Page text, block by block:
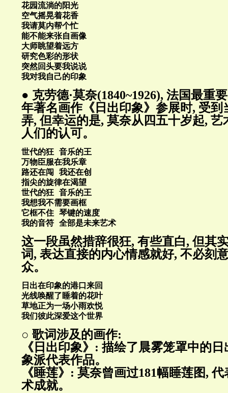
花园流淌的阳光
空气摇晃着花香
我请莫内帮个忙
能不能来张自画像
大师眺望着远方
研究色彩的形状
突然回头要我说说
我对我自己的印象
● 克劳德·莫奈(1840~1926), 法国最重
年著名画作《日出印象》参展时, 受到
弄, 但幸运的是, 莫奈从四五十岁起,
人们的认可。
世代的狂 音乐的王
万物臣服在我乐章
路还在闯 我还在创
指尖的旋律在渴望
世代的狂 音乐的王
我想我不需要画框
它框不住 琴键的速度
我的音符 全部是未来艺术
这一段虽然措辞很狂, 有些直白, 但其
词, 表达直接的内心情感就好, 不必刻
众。
日出在印象的港口来回
光线唤醒了睡着的花叶
草地正为一场小雨欢悦
我们彼此深爱这个世界
○ 歌词涉及的画作:
《日出印象》: 描绘了晨雾笼罩中的
象派代表作品。
《睡莲》: 莫奈曾画过181幅睡莲图,
术成就。